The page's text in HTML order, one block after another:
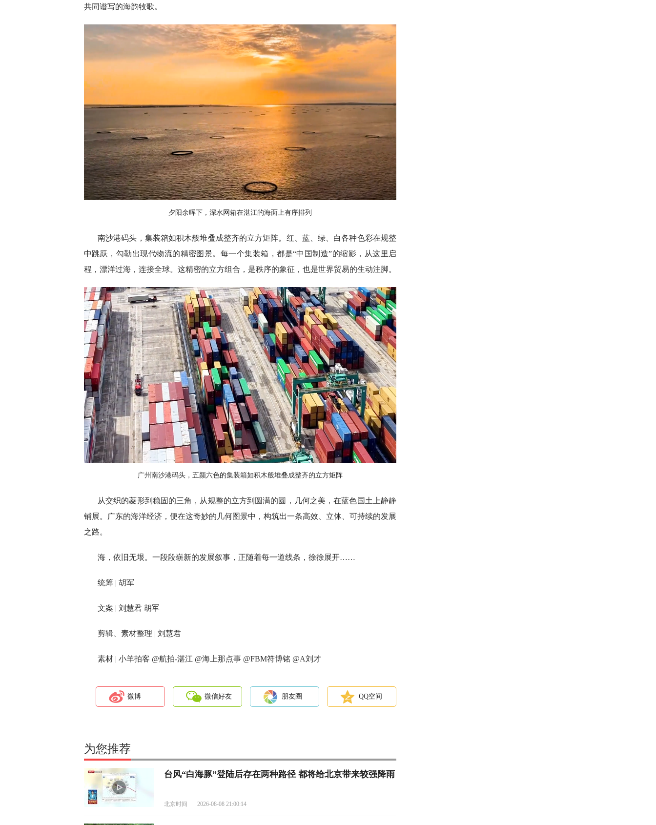
共同谱写的海韵牧歌。
夕阳余晖下，深水网箱在湛江的海面上有序排列
南沙港码头，集装箱如积木般堆叠成整齐的立方矩阵。红、蓝、绿、白各种色彩在规整
中跳跃，勾勒出现代物流的精密图景。每一个集装箱，都是“中国制造”的缩影，从这里启
程，漂洋过海，连接全球。这精密的立方组合，是秩序的象征，也是世界贸易的生动注脚。
广州南沙港码头，五颜六色的集装箱如积木般堆叠成整齐的立方矩阵
从交织的菱形到稳固的三角，从规整的立方到圆满的圆，几何之美，在蓝色国土上静静
铺展。广东的海洋经济，便在这奇妙的几何图景中，构筑出一条高效、立体、可持续的发展
之路。
海，依旧无垠。一段段崭新的发展叙事，正随着每一道线条，徐徐展开……
统筹 | 胡军
文案 | 刘慧君 胡军
剪辑、素材整理 | 刘慧君
素材 | 小羊拍客 @航拍-湛江 @海上那点事 @FBM符博铭 @A刘才
微博 微信好友 朋友圈 QQ空间
为您推荐
台风“白海豚”登陆后存在两种路径 都将给北京带来较强降雨
北京时间 2026-08-08 21:00:14